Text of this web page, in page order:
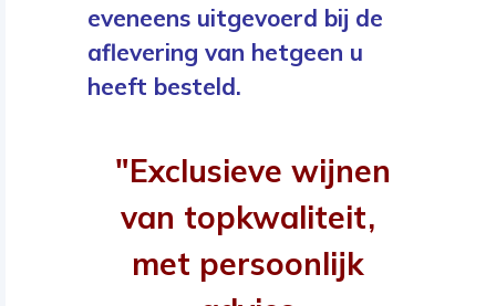
eveneens uitgevoerd bij de
aflevering van hetgeen u
heeft besteld.
"Exclusieve wijnen
van topkwaliteit,
met persoonlijk